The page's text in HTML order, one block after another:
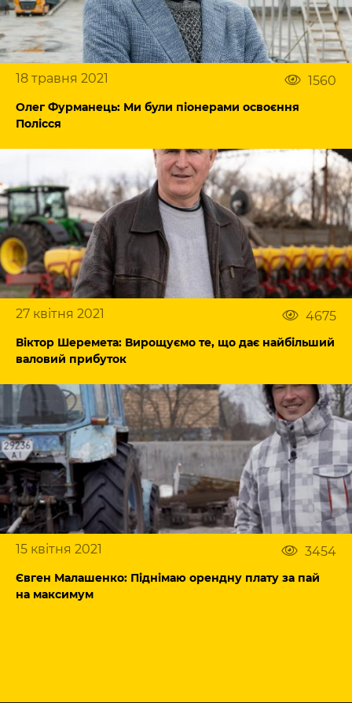
18 травня 2021 1560
Олег Фурманець: Ми були піонерами освоєння
Полісся
27 квітня 2021 4675
Віктор Шеремета: Вирощуємо те, що дає найбільший
валовий прибуток
15 квітня 2021 3454
Євген Малашенко: Піднімаю орендну плату за пай
на максимум